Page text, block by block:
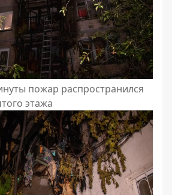
пожар распространился
этажа